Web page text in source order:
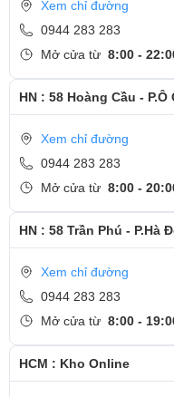
- Hotline CSKH dịch vụ
Xem chỉ đường
0944 283 283
Mở cửa từ 8:00 -
HN : 58 Hoàng Cầu -
Xem chỉ đường
0944 283 283
Mở cửa từ 8:00 -
HN : 58 Trần Phú - P.Hà
Xem chỉ đường
0944 283 283
Mở cửa từ 8:00 -
HCM : Kho Online